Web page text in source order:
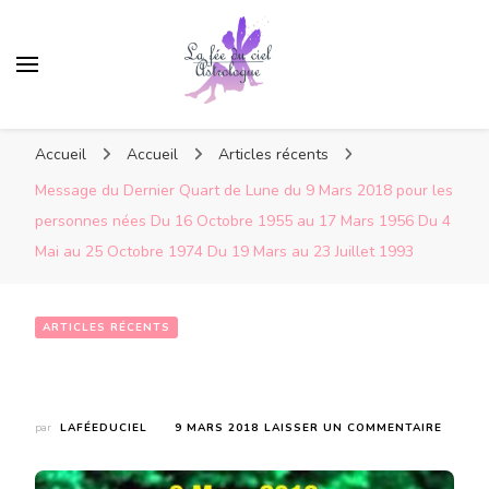
Accueil Accueil
Articles récents
Message du Dernier Quart de Lune du 9 Mars 2018 pour les
personnes nées Du 16 Octobre 1955 au 17 Mars 1956 Du 4
Mai au 25 Octobre 1974 Du 19 Mars au 23 Juillet 1993
ARTICLES RÉCENTS
par LAFÉEDUCIEL 9 MARS 2018 LAISSER UN COMMENTAIRE